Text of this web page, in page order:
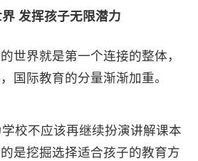
发挥孩子无限潜力
界就是第一个连接的整体，
国际教育的分量渐渐加重。
不应该再继续扮演讲解课本
是挖掘选择适合孩子的教育方